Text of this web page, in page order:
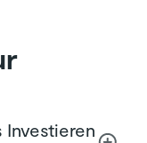
Fonds
auf einer